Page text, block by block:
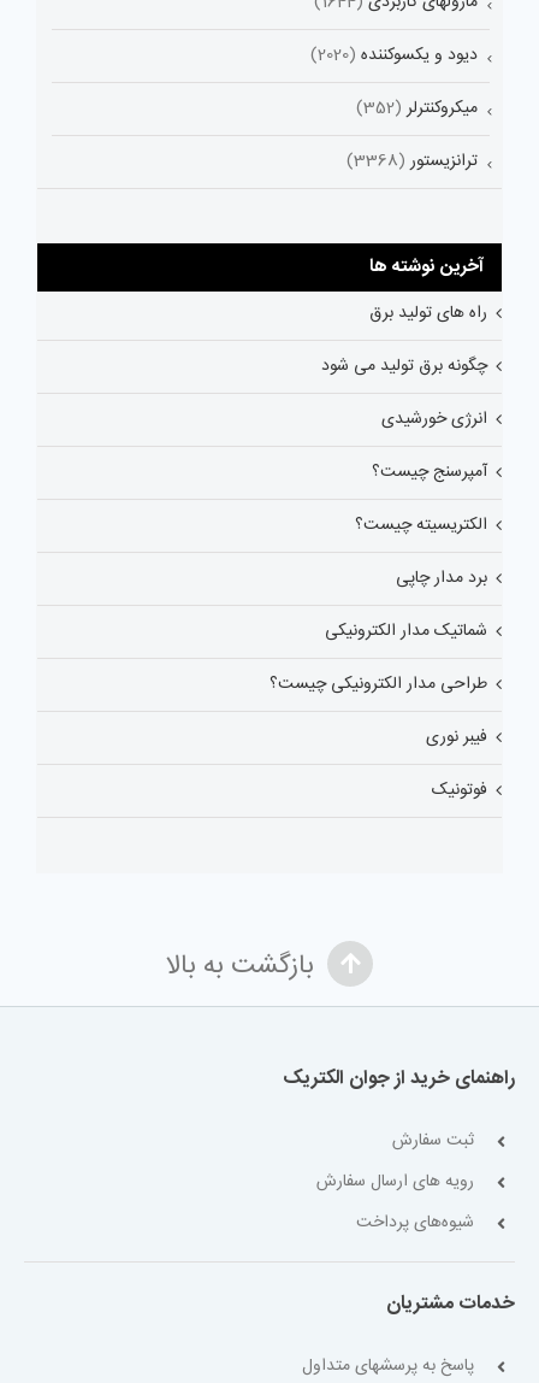
دیود و یکسوکننده (2020)
میکروکنترلر (352)
ترانزیستور (3368)
آخرین نوشته ها
راه های تولید برق
چگونه برق تولید می شود
انرژی خورشیدی
آمپرسنج چیست؟
الکتریسیته چیست؟
برد مدار چاپی
شماتیک مدار الکترونیکی
طراحی مدار الکترونیکی چیست؟
فیبر نوری
فوتونیک
بازگشت به بالا
راهنمای خرید از جوان الکتریک
ثبت سفارش
رویه های ارسال سفارش
شیوه‌های پرداخت
خدمات مشتریان
پاسخ به پرسشهای متداول